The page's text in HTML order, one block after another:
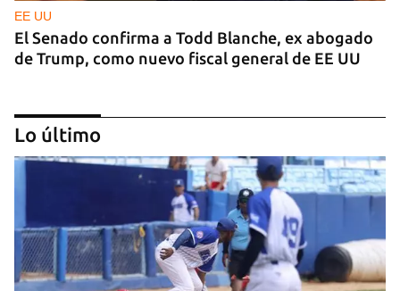
EE UU
El Senado confirma a Todd Blanche, ex abogado
de Trump, como nuevo fiscal general de EE UU
Lo último